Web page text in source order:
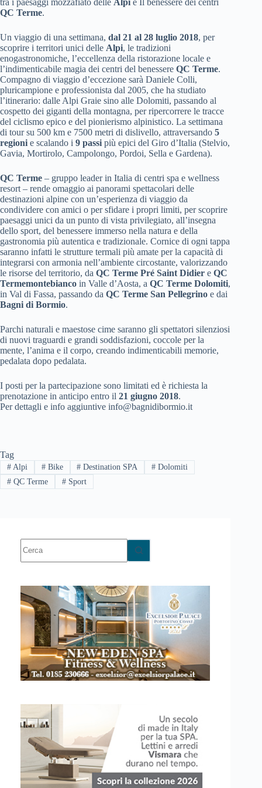
tra i paesaggi mozzafiato delle Alpi e Il benessere dei centri
QC Terme.
Un viaggio di una settimana, dal 21 al 28 luglio 2018, per
scoprire i territori unici delle Alpi, le tradizioni
enogastronomiche, l’eccellenza della ristorazione locale e
l’indimenticabile magia dei centri del benessere QC Terme.
Compagno di viaggio d’eccezione sarà Daniele Colli,
pluricampione e professionista dal 2005, che ha studiato
l’itinerario: dalle Alpi Graie sino alle Dolomiti, passando al
cospetto dei giganti della montagna, per ripercorrere le tracce
del ciclismo epico e del pionierismo alpinistico. La settimana
di tour su 500 km e 7500 metri di dislivello, attraversando 5
regioni e scalando i 9 passi più epici del Giro d’Italia (Stelvio,
Gavia, Mortirolo, Campolongo, Pordoi, Sella e Gardena).
QC Terme – gruppo leader in Italia di centri spa e wellness
resort – rende omaggio ai panorami spettacolari delle
destinazioni alpine con un’esperienza di viaggio da
condividere con amici o per sfidare i propri limiti, per scoprire
paesaggi unici da un punto di vista privilegiato, all’insegna
dello sport, del benessere immerso nella natura e della
gastronomia più autentica e tradizionale. Cornice di ogni tappa
saranno infatti le strutture termali più amate per la capacità di
integrarsi con armonia nell’ambiente circostante, valorizzando
le risorse del territorio, da QC Terme Pré Saint Didier e QC
Termemontebianco in Valle d’Aosta, a QC Terme Dolomiti,
in Val di Fassa, passando da QC Terme San Pellegrino e dai
Bagni di Bormio.
Parchi naturali e maestose cime saranno gli spettatori silenziosi
di nuovi traguardi e grandi soddisfazioni, coccole per la
mente, l’anima e il corpo, creando indimenticabili memorie,
pedalata dopo pedalata.
I posti per la partecipazione sono limitati ed è richiesta la
prenotazione in anticipo entro il 21 giugno 2018.
Per dettagli e info aggiuntive info@bagnidibormio.it
Tag
#Alpi #Bike # Destination SPA # Dolomiti
#QC Terme #Sport
risultato